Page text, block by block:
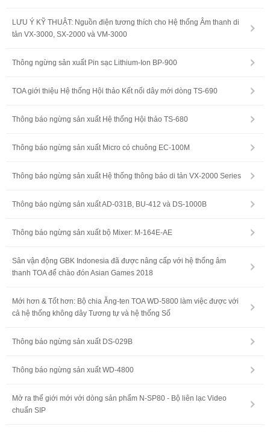
LƯU Ý KỸ THUẬT: Nguồn điện tương thích cho Hệ thống Âm thanh di
tản VX-3000, SX-2000 và VM-3000
Thông ngừng sản xuất Pin sạc Lithium-Ion BP-900
TOA giới thiệu Hệ thống Hội thảo Kết nối dây mới dòng TS-690
Thông báo ngừng sản xuất Hệ thống Hội thảo TS-680
Thông báo ngừng sản xuất Micro có chuông EC-100M
Thông báo ngừng sản xuất Hệ thống thông báo di tản VX-2000 Series
Thông báo ngừng sản xuất AD-031B, BU-412 và DS-1000B
Thông báo ngừng sản xuất bộ Mixer: M-164E-AE
Sân vận động GBK Indonesia đã được nâng cấp với hệ thống âm
thanh TOA để chào đón Asian Games 2018
Mới hơn & Tốt hơn: Bộ chia Ăng-ten TOA WD-5800 làm việc được với
cả hệ thống không dây Tương tự và hệ thống Số
Thông báo ngừng sản xuất DS-029B
Thông báo ngừng sản xuất WD-4800
Mở ra thế giới mới với dòng sản phẩm N-SP80 - Bộ liên lạc Video
chuẩn SIP